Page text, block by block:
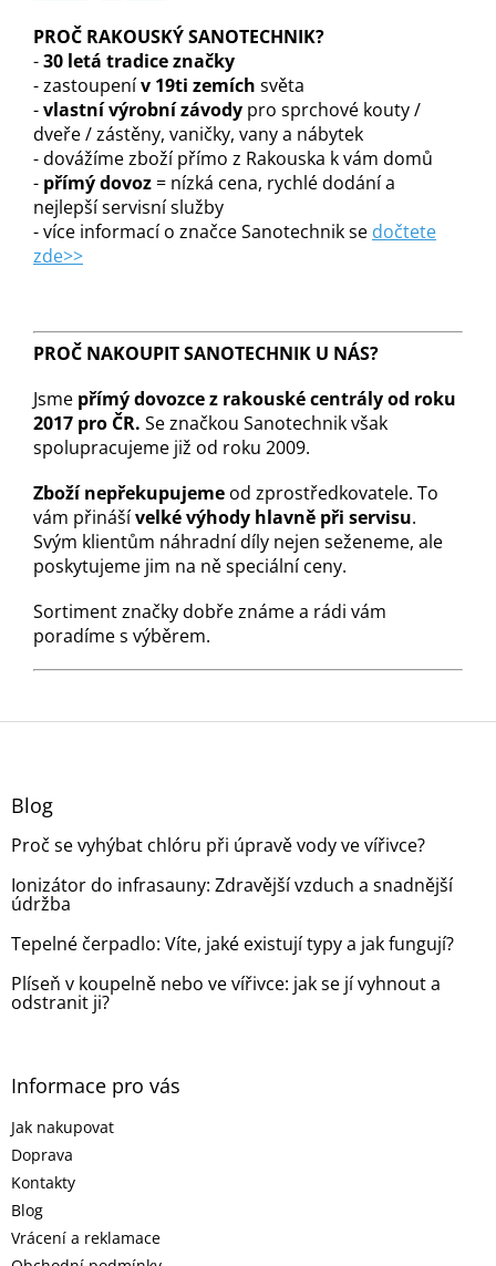
PROČ RAKOUSKÝ SANOTECHNIK?
-30 letá tradice značky
- zastoupenív 19ti zemích světa
-vlastní výrobní závody pro sprchové kouty /
dveře / zástěny, vaničky, vany a nábytek
- dovážíme zboží přímo z Rakouska k vám domů
- přímý dovoz= nízká cena, rychlé dodání a
nejlepší servisní služby
- více informací o značce Sanotechnik se dočtete
zde>>
PROČ NAKOUPIT SANOTECHNIK U NÁS?
Jsme přímý dovozce z rakouské centrály od roku
2017 pro ČR. Se značkou Sanotechnik však
spolupracujeme již od roku 2009.
Zboží nepřekupujeme od zprostředkovatele. To
vám přinášívelké výhody hlavně při servisu.
Svým klientům náhradní díly nejen seženeme, ale
poskytujeme jim na ně speciální ceny.
Sortiment značky dobře známe a rádi vám
poradíme s výběrem.
Z
Blog
Proč se vyhýbat chlóru při úpravě vody ve vířivce?
Ionizátor do infrasauny: Zdravější vzduch a snadnější
údržba
Tepelné čerpadlo: Víte, jaké existují typy a jak fungují?
Plíseň v koupelně nebo ve vířivce: jak se jí vyhnout a
odstranit ji?
Informace pro vás
Jak nakupovat
Doprava
Kontakty
Blog
Vrácení a reklamace